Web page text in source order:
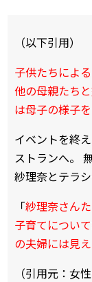
（以下引用）
子供たちによ
他の母親たち
は母子の様子
イベントを終
ストランへ。
紗理奈とテラ
「紗理奈さん
子育てについ
の夫婦には見
（引用元：女